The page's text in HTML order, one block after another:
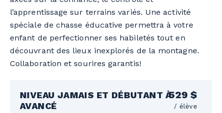
l’apprentissage sur terrains variés. Une activité
spéciale de chasse éducative permettra à votre
enfant de perfectionner ses habiletés tout en
découvrant des lieux inexplorés de la montagne.
Collaboration et sourires garantis!
NIVEAU JAMAIS ET DÉBUTANT À
AVANCÉ
529 $
/ élève